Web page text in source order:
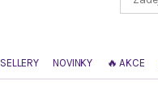
NOVINKY 🔥 AKCE